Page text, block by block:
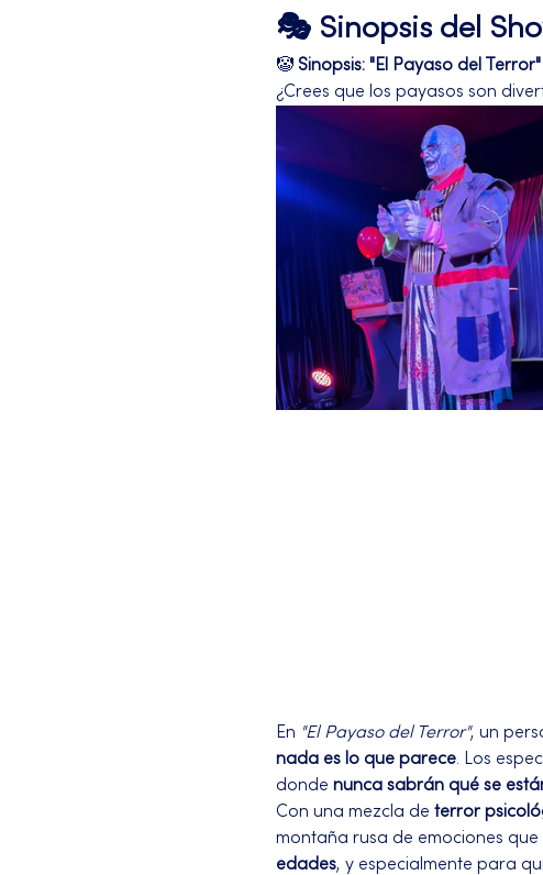
🎭 Sinopsis del
🤡 Sinopsis: "El Payaso del Terror"
¿Crees que los payasos son
En "El Payaso del Terror", un
nada es lo que parece. Los
donde nunca sabrán qué se
Con una mezcla de terror
montaña rusa de emociones
edades, y especialmente para